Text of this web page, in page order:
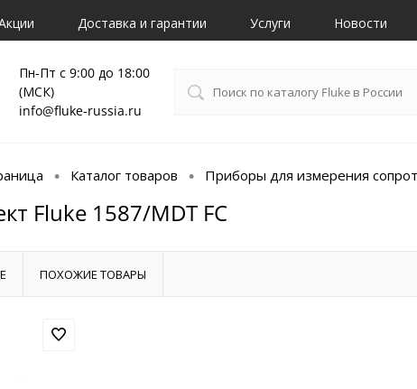
Доставка и гарантии Услуги Новости
Пн-Пт с 9:00 до 18:00
(МСК)
info@fluke-russia.ru
• Каталог товаров • Приборы для измерения
Fluke 1587/MDT FC
ПОХОЖИЕ ТОВАРЫ